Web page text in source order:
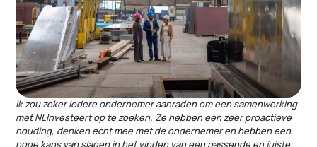
Ik zou zeker iedere ondernemer aanraden om een samenwerking
met NLInvesteert op te zoeken. Ze hebben een zeer proactieve
houding, denken echt mee met de ondernemer en hebben een
hoge kans van slagen in het vinden van een passende en juiste